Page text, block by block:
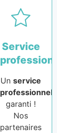
Service
Unservice
professionnel
garanti !
Nos
partenaires